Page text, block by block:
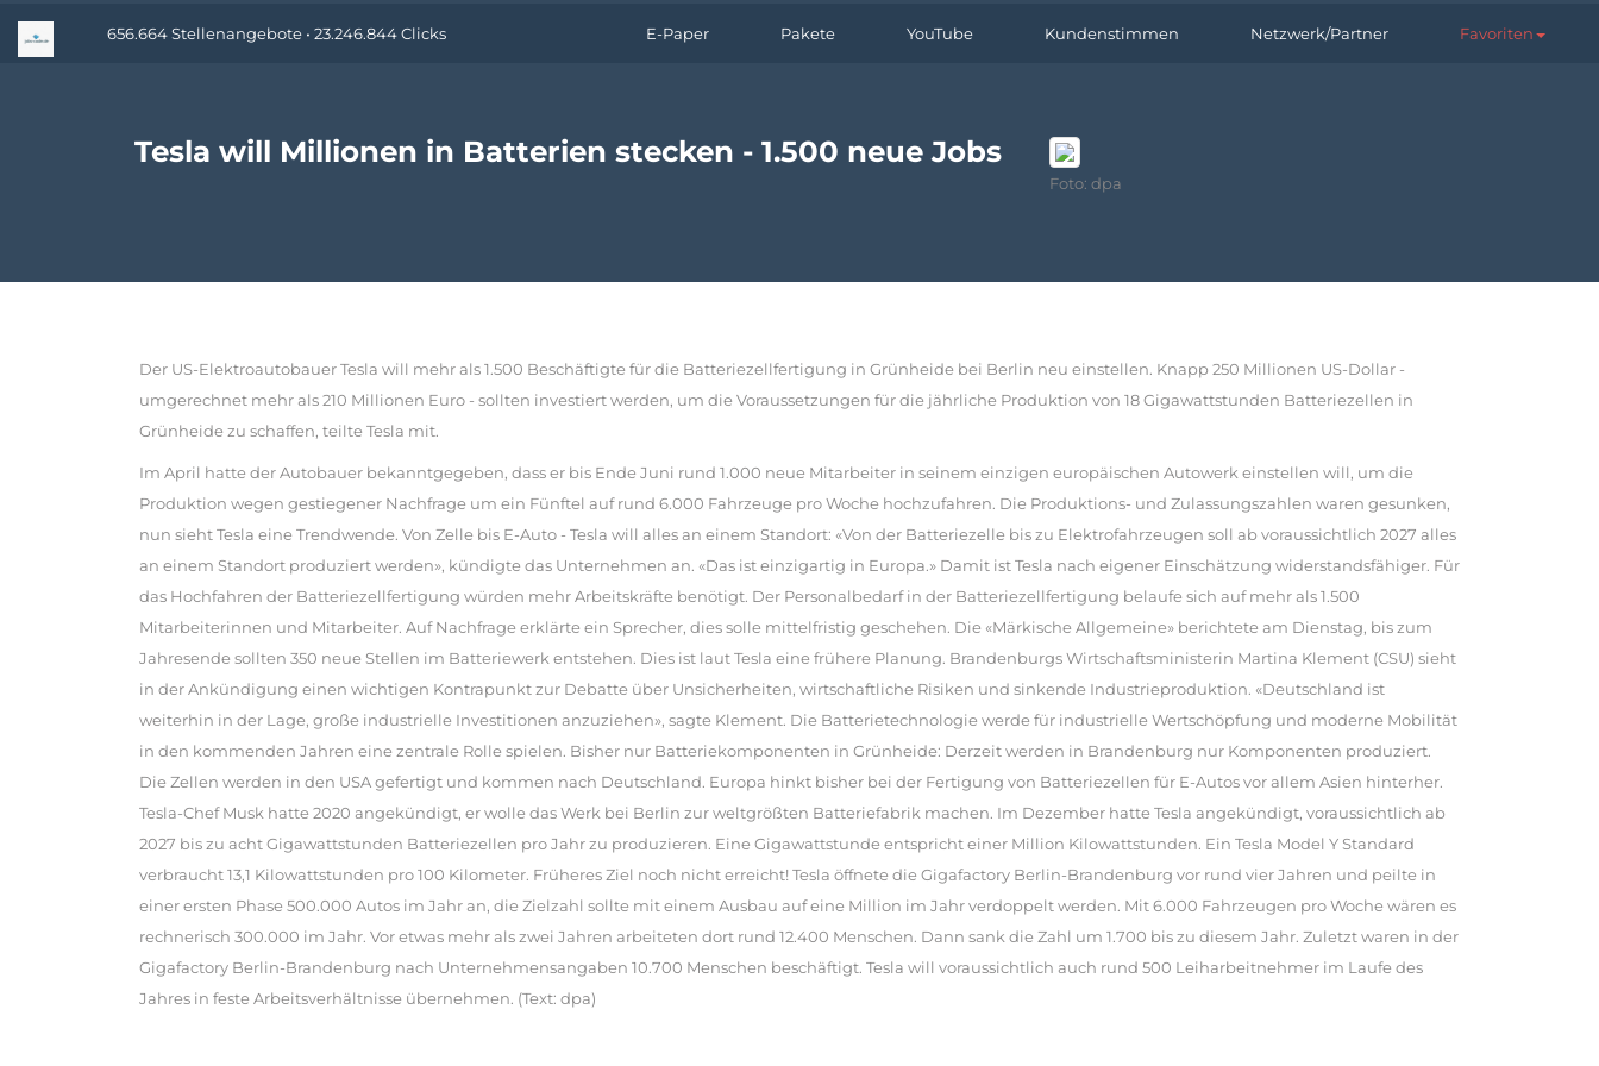
656.664 Stellenangebote • 23.246.844 Clicks E-Paper Pakete YouTube Kundenstimmen Netzwerk/Partner Favoriten
Tesla will Millionen in Batterien stecken - 1.500 neue Jobs
Foto: dpa
Der US-Elektroautobauer Tesla will mehr als 1.500 Beschäftigte für die Batteriezellfertigung in Grünheide bei Berlin neu einstellen. Knapp 250 Millionen US-Dollar -
umgerechnet mehr als 210 Millionen Euro - sollten investiert werden, um die Voraussetzungen für die jährliche Produktion von 18 Gigawattstunden Batteriezellen in
Grünheide zu schaffen, teilte Tesla mit.
Im April hatte der Autobauer bekanntgegeben, dass er bis Ende Juni rund 1.000 neue Mitarbeiter in seinem einzigen europäischen Autowerk einstellen will, um die
Produktion wegen gestiegener Nachfrage um ein Fünftel auf rund 6.000 Fahrzeuge pro Woche hochzufahren. Die Produktions- und Zulassungszahlen waren gesunken,
nun sieht Tesla eine Trendwende. Von Zelle bis E-Auto - Tesla will alles an einem Standort: «Von der Batteriezelle bis zu Elektrofahrzeugen soll ab voraussichtlich 2027 alles
an einem Standort produziert werden», kündigte das Unternehmen an. «Das ist einzigartig in Europa.» Damit ist Tesla nach eigener Einschätzung widerstandsfähiger. Für
das Hochfahren der Batteriezellfertigung würden mehr Arbeitskräfte benötigt. Der Personalbedarf in der Batteriezellfertigung belaufe sich auf mehr als 1.500
Mitarbeiterinnen und Mitarbeiter. Auf Nachfrage erklärte ein Sprecher, dies solle mittelfristig geschehen. Die «Märkische Allgemeine» berichtete am Dienstag, bis zum
Jahresende sollten 350 neue Stellen im Batteriewerk entstehen. Dies ist laut Tesla eine frühere Planung. Brandenburgs Wirtschaftsministerin Martina Klement (CSU) sieht
in der Ankündigung einen wichtigen Kontrapunkt zur Debatte über Unsicherheiten, wirtschaftliche Risiken und sinkende Industrieproduktion. «Deutschland ist
weiterhin in der Lage, große industrielle Investitionen anzuziehen», sagte Klement. Die Batterietechnologie werde für industrielle Wertschöpfung und moderne Mobilität
in den kommenden Jahren eine zentrale Rolle spielen. Bisher nur Batteriekomponenten in Grünheide: Derzeit werden in Brandenburg nur Komponenten produziert.
Die Zellen werden in den USA gefertigt und kommen nach Deutschland. Europa hinkt bisher bei der Fertigung von Batteriezellen für E-Autos vor allem Asien hinterher.
Tesla-Chef Musk hatte 2020 angekündigt, er wolle das Werk bei Berlin zur weltgrößten Batteriefabrik machen. Im Dezember hatte Tesla angekündigt, voraussichtlich ab
2027 bis zu acht Gigawattstunden Batteriezellen pro Jahr zu produzieren. Eine Gigawattstunde entspricht einer Million Kilowattstunden. Ein Tesla Model Y Standard
verbraucht 13,1 Kilowattstunden pro 100 Kilometer. Früheres Ziel noch nicht erreicht! Tesla öffnete die Gigafactory Berlin-Brandenburg vor rund vier Jahren und peilte in
einer ersten Phase 500.000 Autos im Jahr an, die Zielzahl sollte mit einem Ausbau auf eine Million im Jahr verdoppelt werden. Mit 6.000 Fahrzeugen pro Woche wären es
rechnerisch 300.000 im Jahr. Vor etwas mehr als zwei Jahren arbeiteten dort rund 12.400 Menschen. Dann sank die Zahl um 1.700 bis zu diesem Jahr. Zuletzt waren in der
Gigafactory Berlin-Brandenburg nach Unternehmensangaben 10.700 Menschen beschäftigt. Tesla will voraussichtlich auch rund 500 Leiharbeitnehmer im Laufe des
Jahres in feste Arbeitsverhältnisse übernehmen. (Text: dpa)